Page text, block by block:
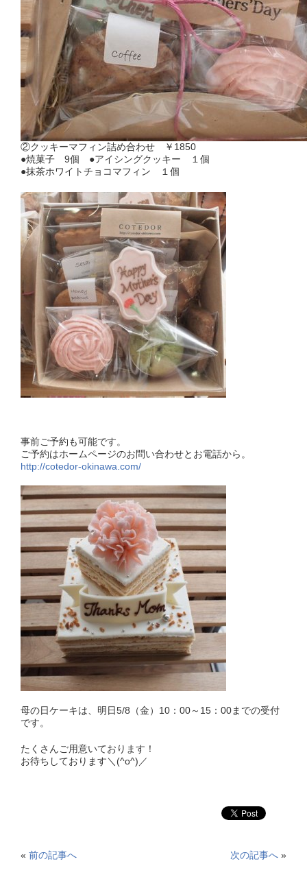
②クッキーマフィン詰め合わせ ￥1850
●焼菓子 9個 ●アイシングクッキー １個
●抹茶ホワイトチョコマフィン １個
事前ご予約も可能です。
ご予約はホームページのお問い合わせとお電話から。
http://cotedor-okinawa.com/
母の日ケーキは、明日5/8（金）10：00～15：00までの受付
です。
たくさんご用意いております！
お待ちしております＼(^o^)／
« 前の記事へ 次の記事へ »